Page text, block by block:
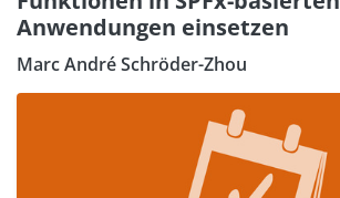
Anwendungen einsetzen
Marc André Schröder-Zhou